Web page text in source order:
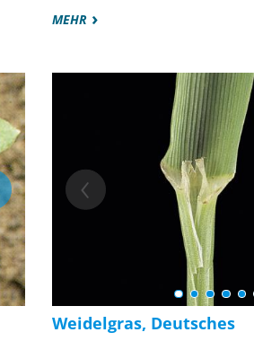
MEHR
Weidelgras, Deutsches